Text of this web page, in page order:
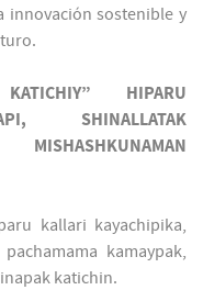
innovación sostenible y
HIPARU
SHINALLATAK
kallari kayachipika,
kamaypak,
katichin.